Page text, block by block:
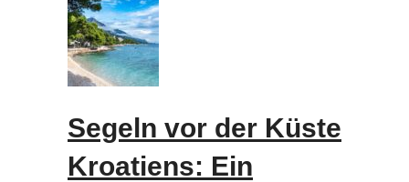
Segeln vor der Küste
Kroatiens: Ein